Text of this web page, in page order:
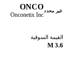
غير محدد ONCO
Onconetix Inc
القيمة السوقية
3.6 M